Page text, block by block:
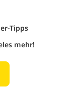
Tipps
mehr!